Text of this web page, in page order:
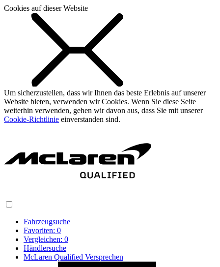
Cookies auf dieser Website
Um sicherzustellen, dass wir Ihnen das beste Erlebnis auf unserer
Website bieten, verwenden wir Cookies. Wenn Sie diese Seite
weiterhin verwenden, gehen wir davon aus, dass Sie mit unserer
Cookie-Richtlinie einverstanden sind.
Fahrzeugsuche
Favoriten: 0
Vergleichen: 0
Händlersuche
McLaren Qualified Versprechen